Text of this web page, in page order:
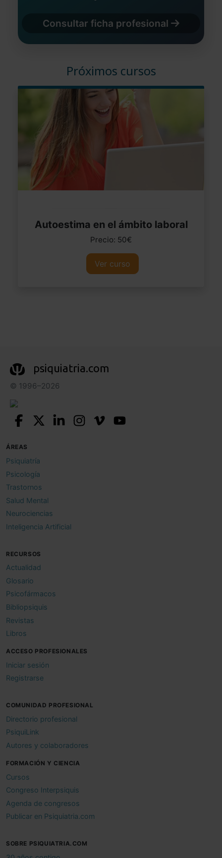
Consultar ficha profesional
Próximos cursos
Autoestima en el ámbito laboral
Precio: 50€
Ver curso
psiquiatria.com
© 1996–2026
ÁREAS
Psiquiatría
Psicología
Trastornos
Salud Mental
Neurociencias
Inteligencia Artificial
RECURSOS
Actualidad
Glosario
Psicofármacos
Bibliopsiquis
Revistas
Libros
ACCESO PROFESIONALES
Iniciar sesión
Registrarse
COMUNIDAD PROFESIONAL
Directorio profesional
PsiquiLink
Autores y colaboradores
FORMACIÓN Y CIENCIA
Cursos
Congreso Interpsiquis
Agenda de congresos
Publicar en Psiquiatria.com
SOBRE PSIQUIATRIA.COM